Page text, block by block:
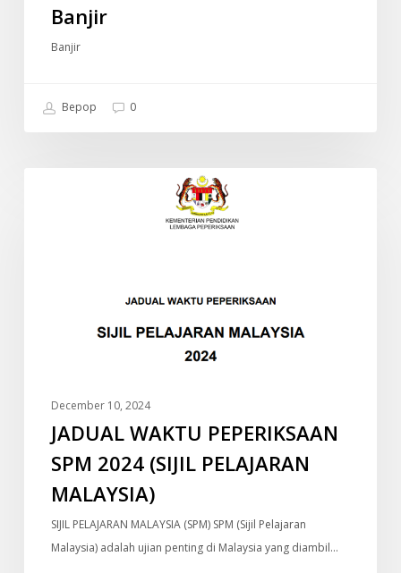
Banjir
Banjir
Bepop 0
December 10, 2024
JADUAL WAKTU PEPERIKSAAN
SPM 2024 (SIJIL PELAJARAN
MALAYSIA)
SIJIL PELAJARAN MALAYSIA (SPM) SPM (Sijil Pelajaran
Malaysia) adalah ujian penting di Malaysia yang diambil…